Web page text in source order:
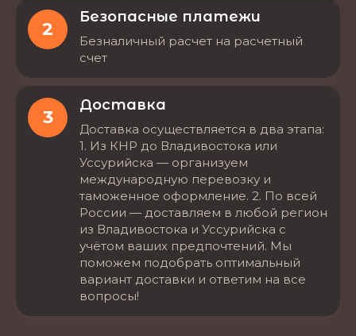
2
Безопасные платежи
Безналичный расчет на расчетный
счет
3
Доставка
Доставка осуществляется в два этапа:
1. Из КНР до Владивостока или
Уссурийска — организуем
международную перевозку и
таможенное оформление. 2. По всей
России — доставляем в любой регион
из Владивостока и Уссурийска с
учётом ваших предпочтений. Мы
поможем подобрать оптимальный
вариант доставки и ответим на все
вопросы!